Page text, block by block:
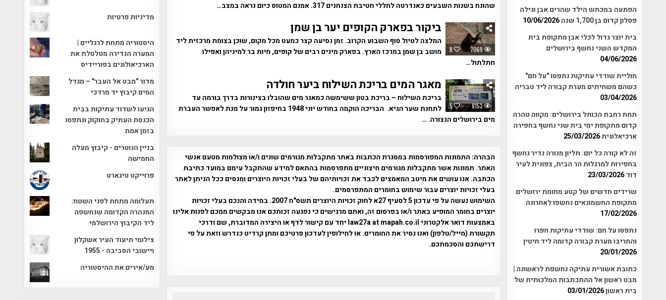
שהונח בשנות השבעים כאנדרטה לחללי חטיבת הצנחנים 317. אמנם המטוס כיום נראה במצב…
8 7069
ביקור בפארק הקופים יער בן שמן
המלצה לטיול סוף השבוע הקרוב. זמן נסיעה קצר כמעט מכל מקום, שוכן בצומת מרכזית ליד
מושב בן שמן במרכז הארץ. בפארק מינים רבים של קופים, חיות בר למיניהן ואפילו
חתלתול…
5 8153
מאגר המים בריכת השילוח ביער חולדה
בריכת השילוח – בריכת בטון ששימשה כמאגר מים שהובלו בצינורות בדרך בורמה עד
לתחנת שער הגיא. הבריכה הוקמה בחודש יוני 1948 בחיפזון גמור על מנת לאפשר העברת
מים בירושלים הנצורה. …
הבהרה: התמונות המפורסמות במסגרת הכתבות באתר מתקבלות מגורמים שונים ו/או מצולמות מטעם אנשי
האתר. תמונות אשר מתקבלות מגורמים חיצוניים מתפרסמות בהתאם למידע שהתקבל עימם במועד כתיבת
הכתבה. אנו עושים את מיטב המאמצים לכבד את זכויותיהם של בעלי זכויות היוצרים ומנסים ככל הניתן לאתר
בעלי זכויות יוצרים עבור שימוש בחומרים המתפרסמים.
השימוש נעשה על פי עדכון 5 לסעיף 27א לחוק זכויות היוצרים תשס"ח 2007. במידה והנכם בעלי זכויות
יוצרים בחומר המופיע באתר ו/או בפרסום זה, ואתם מרגישים כי נפגעה זכותכם אנו מבקשים ממכם לפנות אלינו
באמצעות דואר אלקטרוני law27a at mapah.co.il יחד עם קישור לדף או היצירה המדוברת, שם ודרכי
תקשורת (מייל/טלפון) ואנו נסיר את החומרים. או לחילופין לעדכון פרטיכם ומתן קרדיט כנדרש וזאת על פי
דרישתכם והסכמתכם.
הפתעה במכתש הילד שהרים אבן וגילה
פסלון קדום בן 1,700 שנה
10/06/2026
בית יוצר גדול לכלי אבן מתקופת בית
המקדש השני נחשף בירושלים
04/06/2026
חוליית שודדי עתיקות נתפסו "על חם"
כשהם משחיתים מערת קבורה ליד טבריה
03/04/2026
תחת רחבת הכותל בירושלים: מקווה טהרה
קדום מתקופת ימי בית שני נחשף בחפירה
ארכיאלוגית25/03/2026
זה לא קורה כל יום: תליון מנורה נדיר נחשף
בחפירות למרגלות הר הבית, צפונית לעיר
דוד23/03/2026
שרידים חדשים של קטע מחומת ירושלים
מתקופת החשמונאים נחשפו לאחרונה
17/02/2026
נתפסו על חם: שודדי עתיקות חפרו
והחריבו מערת קבורה קדומה ליד חיטין
20/01/2026
כתובת אשורית עתיקה נחשפת לראשונה |
מבט ראשון אל ההתכתבות המלכותית של
בית ראשון03/01/2026
מדיניות פרטיות
היסטוריה מתחת לרגליים |
המערה הנדירה מטלטלת את
הארכיאולוגים בפוריידיס
מדור "מבט אל העבר" – מגדל
המים קיבוץ יד מרדכי
הגיעו לשדוד עתיקות בבית
הכנסת העתיק בחוקוק ונתפסו
בזמן אמת
בניין הנוטרים - קיבוץ מעלה
החמישה
פרוייקט טיגארט
תעלומה מתחת לפני השטח:
המנהרה הקדומה שנחשפה
ליד הקיבוץ הירושלמי
צילומי תיעוד העיר אשקלון
ויישובי הסביבה - 1955
מע/אירים את ההיסטוריה